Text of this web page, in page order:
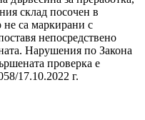
склад посочен в
не са маркирани с
непосредствено
Нарушения по Закона
проверка е
17.10.2022 г.